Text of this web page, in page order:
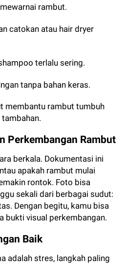
rambut.
catokan atau hair dryer
terlalu sering.
tanpa bahan keras.
membantu rambut tumbuh
Perkembangan Rambut
berkala. Dokumentasi ini
apakah rambut mulai
rontok. Foto bisa
sekali dari berbagai sudut:
Dengan begitu, kamu bisa
bukti visual perkembangan.
Baik
adalah stres, langkah paling